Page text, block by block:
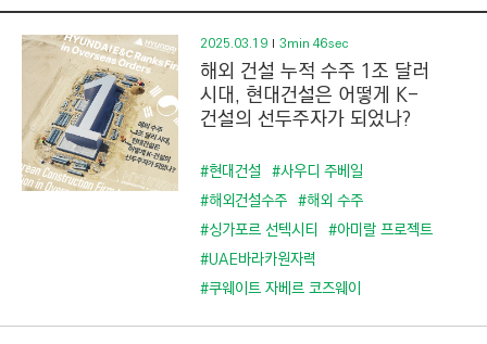
O
N
S
T
R
U
C
2025.03.19 3min 46sec
해외 건설 누적 수주 1조 달러
시대, 현대건설은 어떻게 K-
건설의 선두주자가 되었나?
#현대건설 #사우디 주베일
#해외건설수주 #해외 수주
#싱가포르 선텍시티 #아미랄 프로젝트
#UAE바라카원자력
#쿠웨이트 자베르 코즈웨이